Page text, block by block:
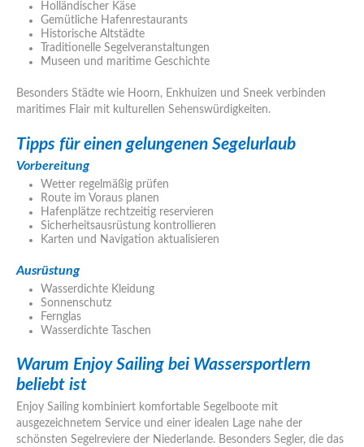
Holländischer Käse
Gemütliche Hafenrestaurants
Historische Altstädte
Traditionelle Segelveranstaltungen
Museen und maritime Geschichte
Besonders Städte wie Hoorn, Enkhuizen und Sneek verbinden
maritimes Flair mit kulturellen Sehenswürdigkeiten.
Tipps für einen gelungenen Segelurlaub
Vorbereitung
Wetter regelmäßig prüfen
Route im Voraus planen
Hafenplätze rechtzeitig reservieren
Sicherheitsausrüstung kontrollieren
Karten und Navigation aktualisieren
Ausrüstung
Wasserdichte Kleidung
Sonnenschutz
Fernglas
Wasserdichte Taschen
Warum Enjoy Sailing bei Wassersportlern
beliebt ist
Enjoy Sailing kombiniert komfortable Segelboote mit
ausgezeichnetem Service und einer idealen Lage nahe der
schönsten Segelreviere der Niederlande. Besonders Segler, die das